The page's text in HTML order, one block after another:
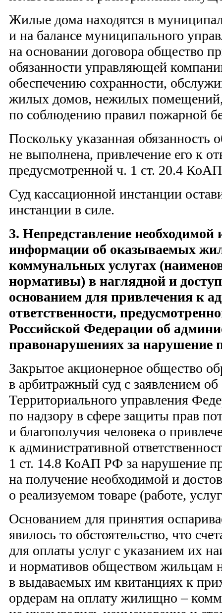
Жилые дома находятся в
и на балансе муниципального
на основании договора общество
обязанности управляющей
обеспечению сохранности,
жилых домов, нежилых
по соблюдению правил пожарной
Поскольку указанная обязанность
не выполнена, привлечение его к
предусмотренной ч. 1 ст. 20.4
Суд кассационной инстанции
инстанции в силе.
3. Непредставление необходимой
информации об оказываемых
коммунальных услугах
нормативы) в наглядной и
основанием для привлечения к
ответственности,
Российской Федерации об
правонарушениях за нарушение
Закрытое акционерное общество
в арбитражный суд с заявлением
Территориального управления
по надзору в сфере защиты прав
и благополучия человека о
к административной
1 ст. 14.8 КоАП РФ за нарушение
на получение необходимой и
о реализуемом товаре (работе,
Основанием для принятия
явилось то обстоятельство, что
для оплаты услуг с указанием их
и нормативов обществом жильцам
в выдаваемых им квитанциях к
ордерам на оплату жилищно –